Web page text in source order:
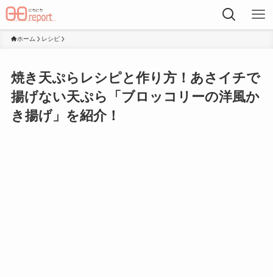
ホーム レシピ
焼き天ぷらレシピと作り方！あさイチで
揚げない天ぷら「ブロッコリーの洋風か
き揚げ」を紹介！